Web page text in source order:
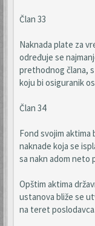
Član 33
Naknada plate za
određuje se
prethodnog člana,
koju bi osiguranik
Član 34
Fond svojim
naknade koja se
sa nakn adom neto
Opštim aktima
ustanova bliže se
na teret poslodavca.